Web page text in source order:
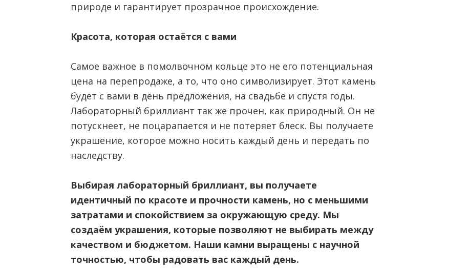
природе и гарантирует прозрачное происхождение.
Красота, которая остаётся с вами
Самое важное в помолвочном кольце это не его потенциальная
цена на перепродаже, а то, что оно символизирует. Этот камень
будет с вами в день предложения, на свадьбе и спустя годы.
Лабораторный бриллиант так же прочен, как природный. Он не
потускнеет, не поцарапается и не потеряет блеск. Вы получаете
украшение, которое можно носить каждый день и передать по
наследству.
Выбирая лабораторный бриллиант, вы получаете
идентичный по красоте и прочности камень, но с меньшими
затратами и спокойствием за окружающую среду. Мы
создаём украшения, которые позволяют не выбирать между
качеством и бюджетом. Наши камни выращены с научной
точностью, чтобы радовать вас каждый день.